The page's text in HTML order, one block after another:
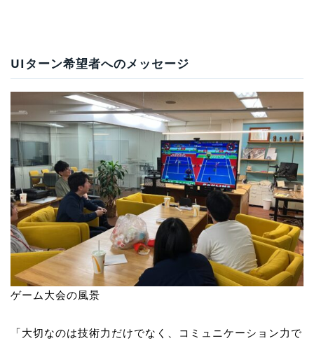
UIターン希望者へのメッセージ
ゲーム大会の風景
「大切なのは技術力だけでなく、コミュニケーション力で